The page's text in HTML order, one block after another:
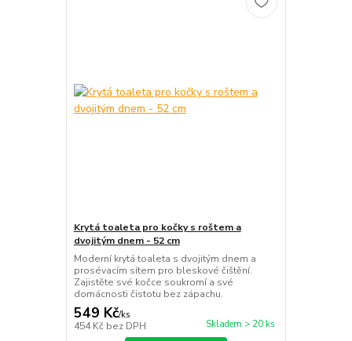
Krytá toaleta pro kočky s roštem a
dvojitým dnem - 52 cm
Moderní krytá toaleta s dvojitým dnem a
prosévacím sítem pro bleskové čištění.
Zajistěte své kočce soukromí a své
domácnosti čistotu bez zápachu.
549 Kč/ks
454 Kč bez DPH Skladem > 20 ks